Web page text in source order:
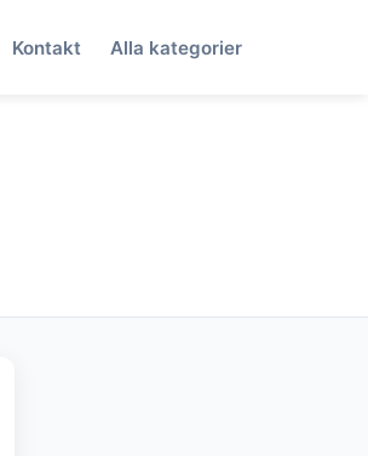
Kontakt Alla kategorier